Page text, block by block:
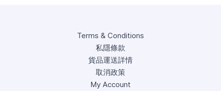
Terms & Conditions
私隱條款
貨品運送詳情
取消政策
My Account